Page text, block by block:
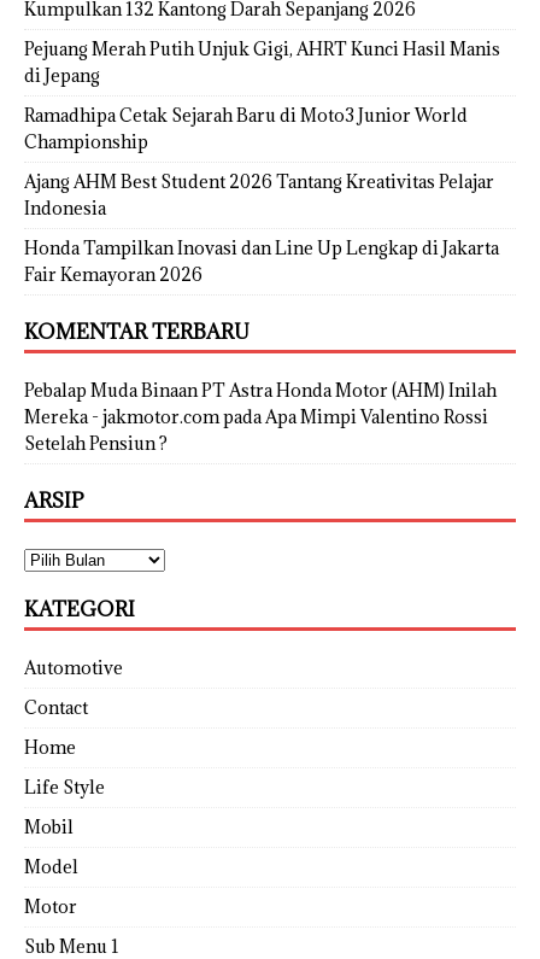
Kumpulkan 132 Kantong Darah Sepanjang 2026
Pejuang Merah Putih Unjuk Gigi, AHRT Kunci Hasil Manis
di Jepang
Ramadhipa Cetak Sejarah Baru di Moto3 Junior World
Championship
Ajang AHM Best Student 2026 Tantang Kreativitas Pelajar
Indonesia
Honda Tampilkan Inovasi dan Line Up Lengkap di Jakarta
Fair Kemayoran 2026
KOMENTAR TERBARU
Pebalap Muda Binaan PT Astra Honda Motor (AHM) Inilah
Mereka - jakmotor.compada Apa Mimpi Valentino Rossi
Setelah Pensiun ?
ARSIP
KATEGORI
Automotive
Contact
Home
Life Style
Mobil
Model
Motor
Sub Menu 1